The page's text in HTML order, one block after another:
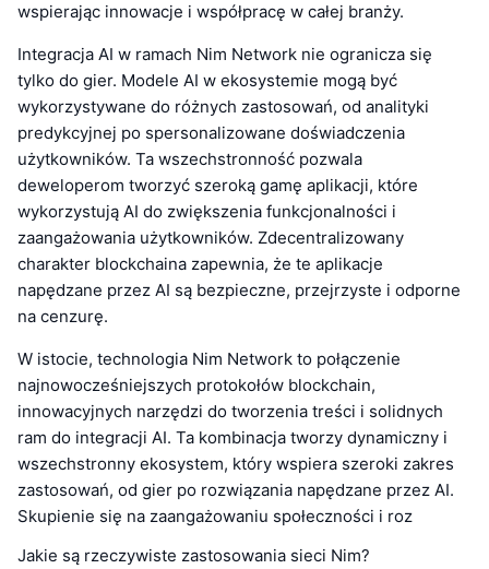
wspierając innowacje i współpracę w całej branży.
Integracja AI w ramach Nim Network nie ogranicza się
tylko do gier. Modele AI w ekosystemie mogą być
wykorzystywane do różnych zastosowań, od analityki
predykcyjnej po spersonalizowane doświadczenia
użytkowników. Ta wszechstronność pozwala
deweloperom tworzyć szeroką gamę aplikacji, które
wykorzystują AI do zwiększenia funkcjonalności i
zaangażowania użytkowników. Zdecentralizowany
charakter blockchaina zapewnia, że te aplikacje
napędzane przez AI są bezpieczne, przejrzyste i odporne
na cenzurę.
W istocie, technologia Nim Network to połączenie
najnowocześniejszych protokołów blockchain,
innowacyjnych narzędzi do tworzenia treści i solidnych
ram do integracji AI. Ta kombinacja tworzy dynamiczny i
wszechstronny ekosystem, który wspiera szeroki zakres
zastosowań, od gier po rozwiązania napędzane przez AI.
Skupienie się na zaangażowaniu społeczności i roz
Jakie są rzeczywiste zastosowania sieci Nim?